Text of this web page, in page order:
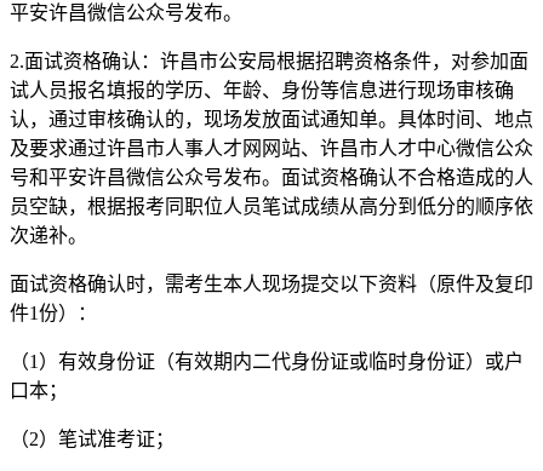
平安许昌微信公众号发布。
2.面试资格确认：许昌市公安局根据招聘资格条件，对参加面
试人员报名填报的学历、年龄、身份等信息进行现场审核确
认，通过审核确认的，现场发放面试通知单。具体时间、地点
及要求通过许昌市人事人才网网站、许昌市人才中心微信公众
号和平安许昌微信公众号发布。面试资格确认不合格造成的人
员空缺，根据报考同职位人员笔试成绩从高分到低分的顺序依
次递补。
面试资格确认时，需考生本人现场提交以下资料（原件及复印
件1份）：
（1）有效身份证（有效期内二代身份证或临时身份证）或户
口本；
（2）笔试准考证；